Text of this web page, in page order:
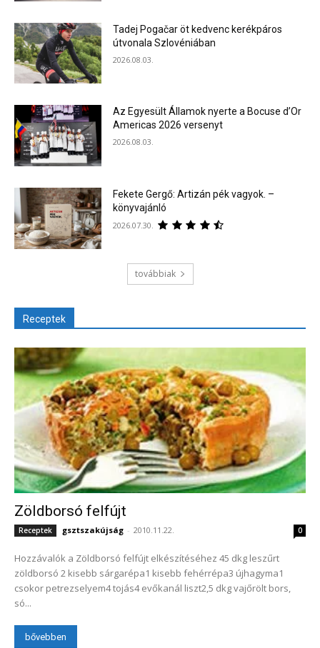
Tadej Pogačar öt kedvenc kerékpáros
útvonala Szlovéniában
2026.08.03.
Az Egyesült Államok nyerte a Bocuse d’Or
Americas 2026 versenyt
2026.08.03.
Fekete Gergő: Artizán pék vagyok. –
könyvajánló
2026.07.30.
továbbiak
Receptek
Zöldborsó felfújt
Receptek gsztszakújság - 2010.11.22. 0
Hozzávalók a Zöldborsó felfújt elkészítéséhez 45 dkg leszűrt
zöldborsó 2 kisebb sárgarépa1 kisebb fehérrépa3 újhagyma1
csokor petrezselyem4 tojás4 evőkanál liszt2,5 dkg vajőrölt bors,
só...
bővebben